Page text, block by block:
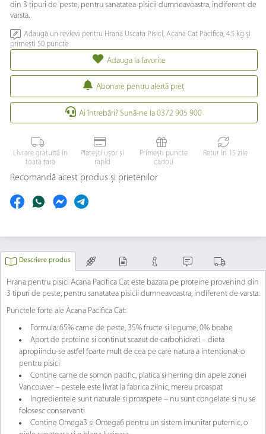
din 3 tipuri de peste, pentru sanatatea pisicii dumneavoastra, indiferent de
varsta.
Adaugă un review pentru Hrana Uscata Pisici, Acana Cat Pacifica, 4.5 kg și
primești 50 puncte
Adauga la favorite
Abonare pentru alertă preţ
Ai întrebări? Sună-ne la 0372 905 900
Livrare gratuită în
toată țara
Platești ușor și
rapid
Primești puncte
cadou
Retur în 15 zile
Recomandă acest produs și prietenilor
Descriere produs
Hrana pentru pisici Acana Pacifica Cat este bazata pe proteine provenind din
3 tipuri de peste, pentru sanatatea pisicii dumneavoastra, indiferent de varsta.
Punctele forte ale Acana Pacifica Cat:
Formula: 65% carne de peste, 35% fructe si legume, 0% boabe
Aport de proteine si continut scazut de carbohidrati – dieta
apropiindu-se astfel foarte mult de cea pe care natura a intentionat-o
pentru pisici
Contine carne de somon pacific, platica si herring din apele zonei
Vancouver – pestele este livrat la fabrica zilnic, mereu proaspat
Ingredientele sunt naturale si proaspete – nu sunt congelate si nu se
folosesc conservanti
Contine Omega3 si Omega6 pentru un sistem imunitar puternic, o